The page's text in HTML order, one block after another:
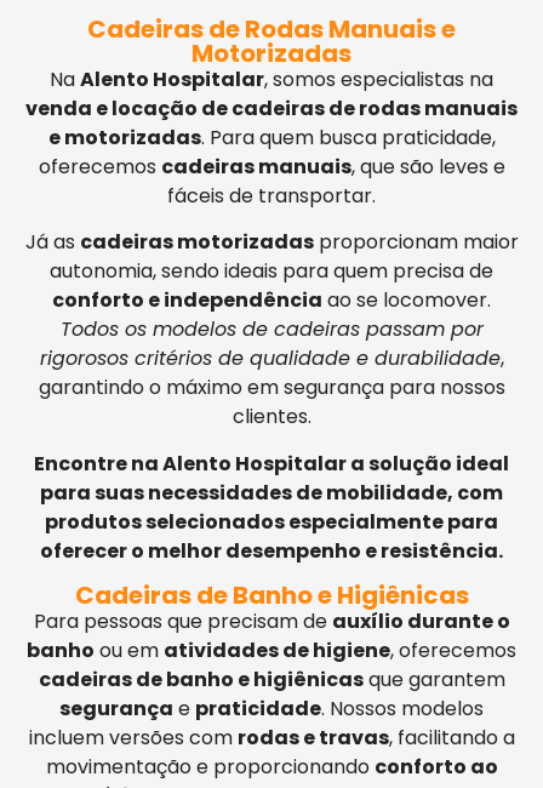
Cadeiras de Rodas Manuais e
Motorizadas
NaAlento Hospitalar, somos especialistas na
venda e locação de cadeiras de rodas manuais
e motorizadas. Para quem busca praticidade,
oferecemos cadeiras manuais, que são leves e
fáceis de transportar.
Já as cadeiras motorizadasproporcionam maior
autonomia, sendo ideais para quem precisa de
conforto e independência ao se locomover.
Todos os modelos de cadeiras passam por
rigorosos critérios de qualidade e durabilidade,
garantindo o máximo em segurança para nossos
clientes.
Encontre na Alento Hospitalar a solução ideal
para suas necessidades de mobilidade, com
produtos selecionados especialmente para
oferecer o melhor desempenho e resistência.
Cadeiras de Banho e Higiênicas
Para pessoas que precisam de auxílio durante o
banho ou em atividades de higiene, oferecemos
cadeiras de banho e higiênicasque garantem
segurança e praticidade. Nossos modelos
incluem versões com rodas e travas, facilitando a
movimentação e proporcionando conforto ao